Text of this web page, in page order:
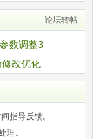
论坛转帖
数调整3
改优化
指导反馈。
理。